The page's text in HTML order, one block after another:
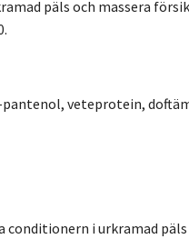
päls och massera
veteprotein,
conditionern i urkramad